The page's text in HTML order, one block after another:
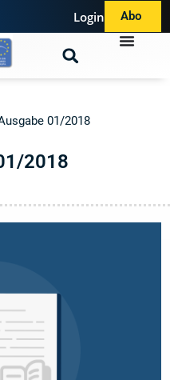
Login Abo
01/2018
1/2018